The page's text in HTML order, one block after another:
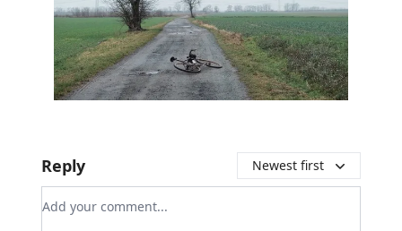
Reply Newest first
Add your comment